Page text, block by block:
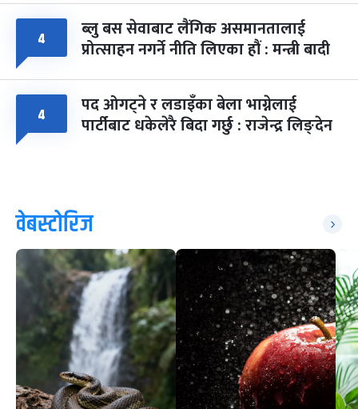
४ ब्लु बस सेवाबाट लैंगिक असमानतालाई
प्रोत्साहन नगर्ने नीति लिएका हौं : मन्त्री बादी
४ पद ओगट्ने र लडाइँका बेला भाग्नेलाई
पार्टीबाट धकेलेरै बिदा गर्छु : राजेन्द्र लिङ्देन
वेबस्टोरिज